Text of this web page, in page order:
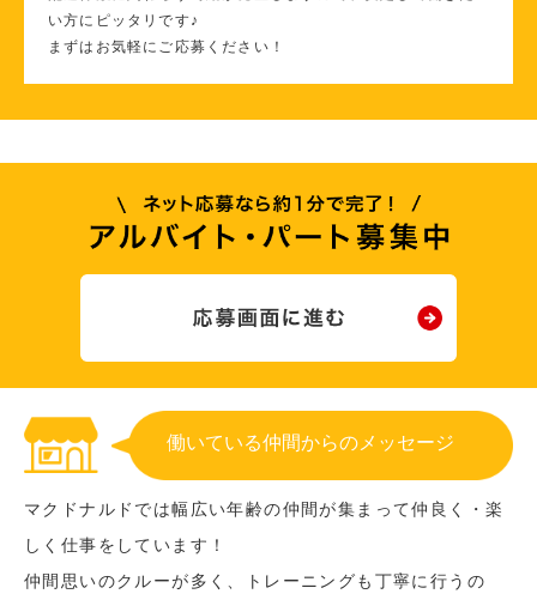
い方にピッタリです♪
まずはお気軽にご応募ください！
働いている仲間からのメッセージ
マクドナルドでは幅広い年齢の仲間が集まって仲良く・楽
しく仕事をしています！
仲間思いのクルーが多く、トレーニングも丁寧に行うの